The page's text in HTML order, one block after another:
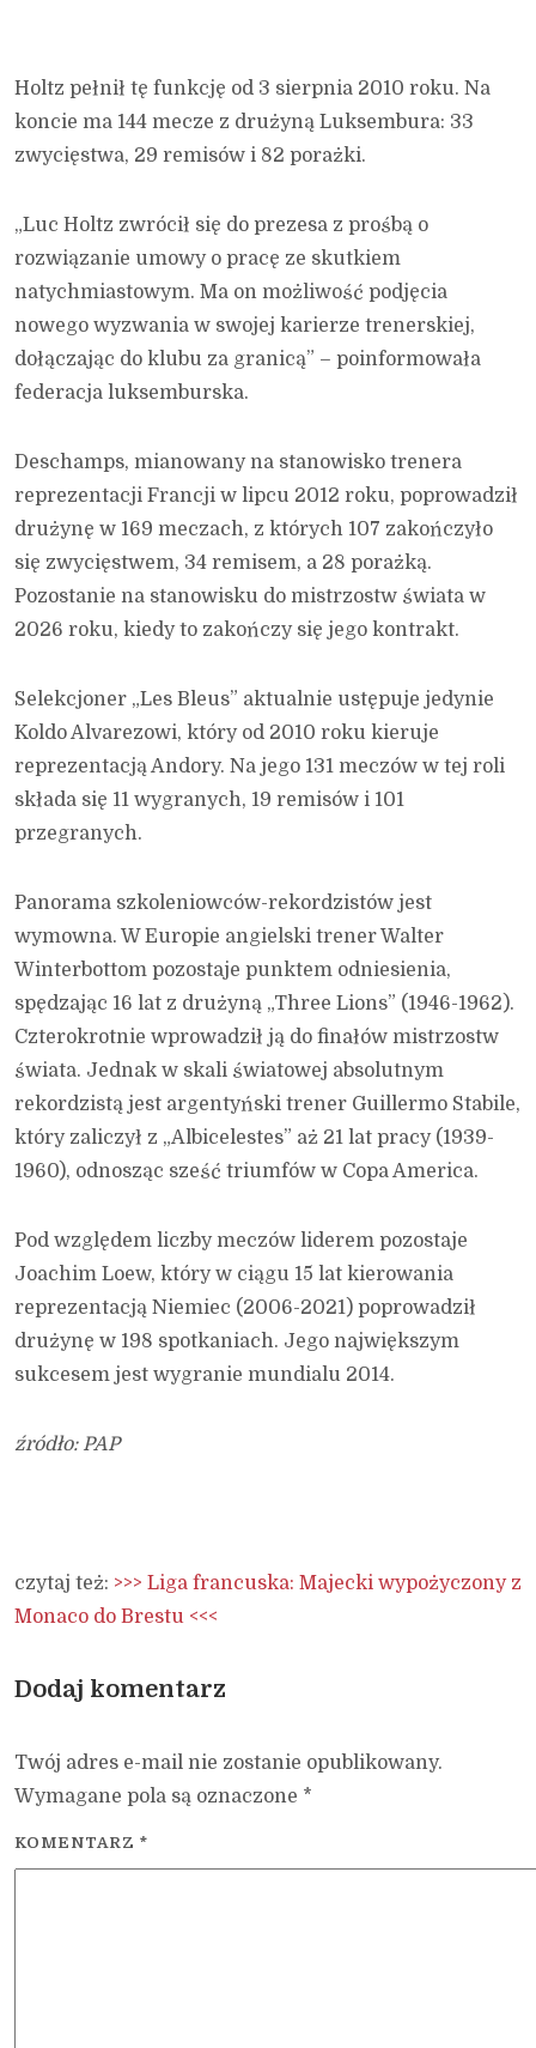
Holtz pełnił tę funkcję od 3 sierpnia 2010 roku. Na
koncie ma 144 mecze z drużyną Luksembura: 33
zwycięstwa, 29 remisów i 82 porażki.
„Luc Holtz zwrócił się do prezesa z prośbą o
rozwiązanie umowy o pracę ze skutkiem
natychmiastowym. Ma on możliwość podjęcia
nowego wyzwania w swojej karierze trenerskiej,
dołączając do klubu za granicą” – poinformowała
federacja luksemburska.
Deschamps, mianowany na stanowisko trenera
reprezentacji Francji w lipcu 2012 roku, poprowadził
drużynę w 169 meczach, z których 107 zakończyło
się zwycięstwem, 34 remisem, a 28 porażką.
Pozostanie na stanowisku do mistrzostw świata w
2026 roku, kiedy to zakończy się jego kontrakt.
Selekcjoner „Les Bleus” aktualnie ustępuje jedynie
Koldo Alvarezowi, który od 2010 roku kieruje
reprezentacją Andory. Na jego 131 meczów w tej roli
składa się 11 wygranych, 19 remisów i 101
przegranych.
Panorama szkoleniowców-rekordzistów jest
wymowna. W Europie angielski trener Walter
Winterbottom pozostaje punktem odniesienia,
spędzając 16 lat z drużyną „Three Lions” (1946-1962).
Czterokrotnie wprowadził ją do finałów mistrzostw
świata. Jednak w skali światowej absolutnym
rekordzistą jest argentyński trener Guillermo Stabile,
który zaliczył z „Albicelestes” aż 21 lat pracy (1939-
1960), odnosząc sześć triumfów w Copa America.
Pod względem liczby meczów liderem pozostaje
Joachim Loew, który w ciągu 15 lat kierowania
reprezentacją Niemiec (2006-2021) poprowadził
drużynę w 198 spotkaniach. Jego największym
sukcesem jest wygranie mundialu 2014.
źródło: PAP
czytaj też: >>> Liga francuska: Majecki wypożyczony z
Monaco do Brestu <<<
Dodaj komentarz
Twój adres e-mail nie zostanie opublikowany.
Wymagane pola są oznaczone *
KOMENTARZ *